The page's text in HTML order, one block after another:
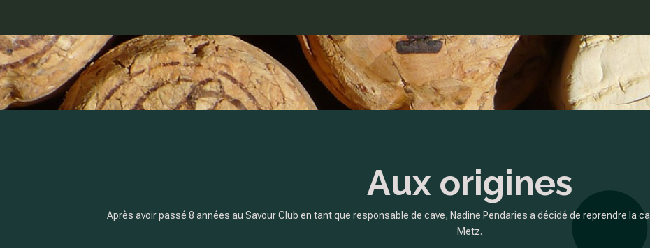
Aux origines
Après avoir passé 8 années au Savour Club en tant que responsable de cave, Nadine Pendaries a décidé de reprendre la
Metz.